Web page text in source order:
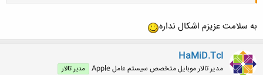
به سلامت عزیزم اشکال نداره
HaMiD.TcI
مدیر تالار موبایل متخصص سیستم عامل Apple مدیر تالار